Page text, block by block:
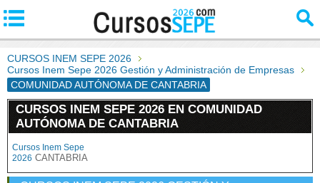
CURSOS INEM SEPE 2026
Cursos Inem Sepe 2026 Gestión y Administración de Empresas
COMUNIDAD AUTÓNOMA DE CANTABRIA
CURSOS INEM SEPE 2026 EN COMUNIDAD
AUTÓNOMA DE CANTABRIA
Cursos Inem Sepe
2026 CANTABRIA